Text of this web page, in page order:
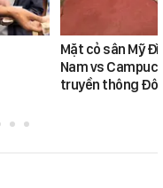
Mặt cỏ sân Mỹ
Nam vs
truyền thông